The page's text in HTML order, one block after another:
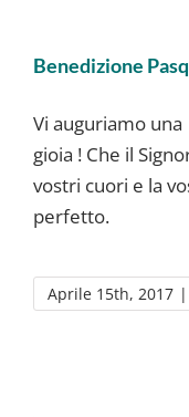
Benedizione
Vi auguriamo
gioia ! Che il
vostri cuori e la
perfetto.
Aprile 15th, 2017 |